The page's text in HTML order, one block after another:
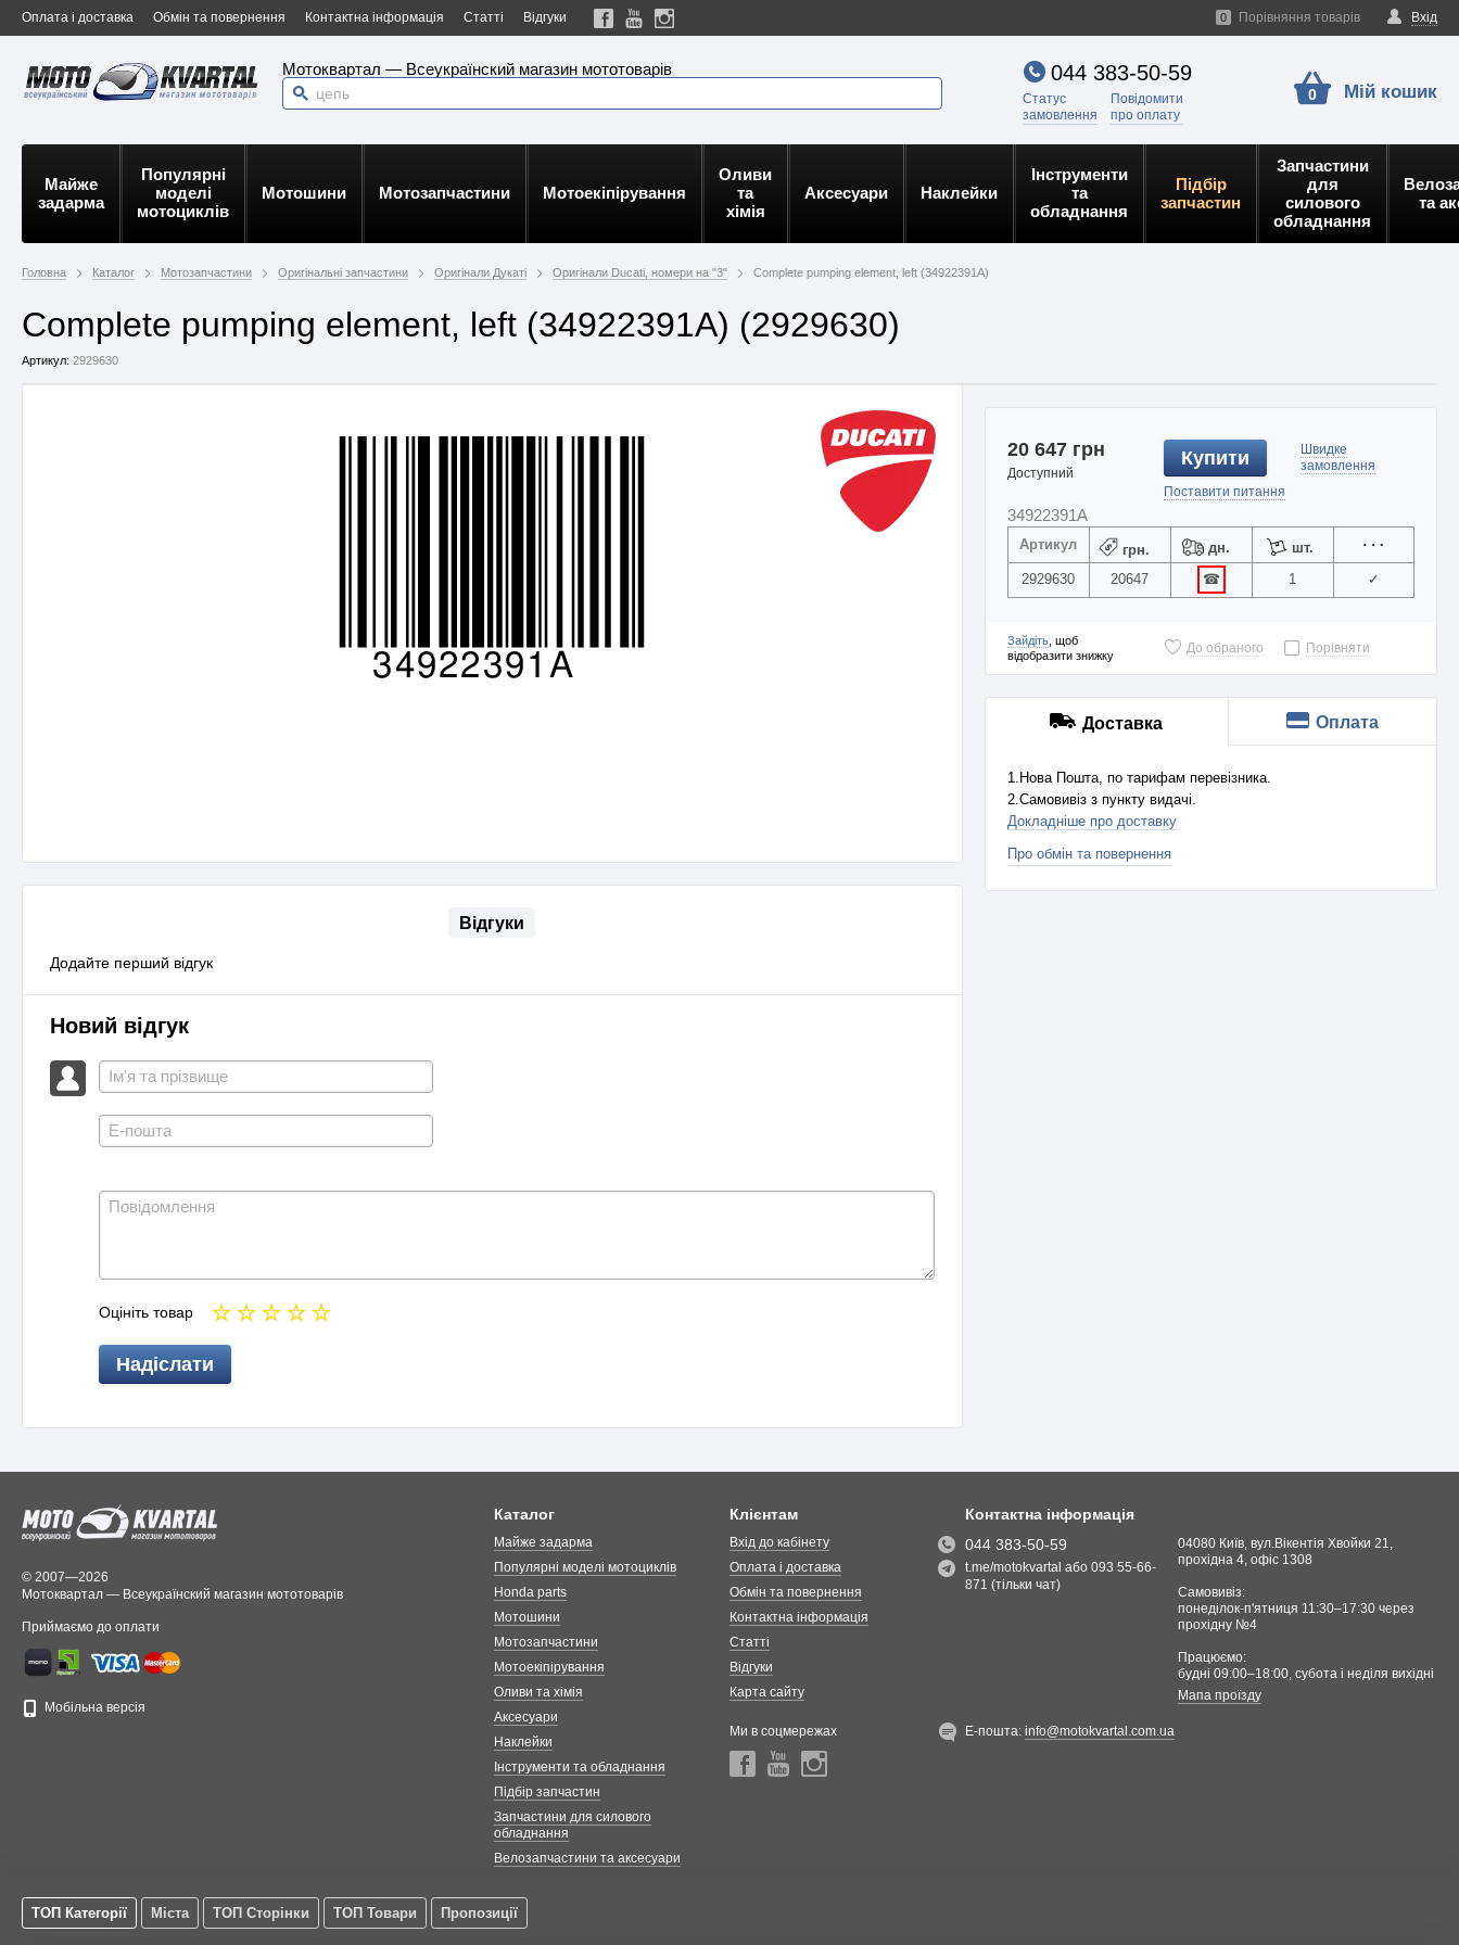
Оплата і доставка Обмін та повернення Контактна інформація Статті Відгуки Вхід
0 Порівняння товарів
Мотоквартал — Всеукраїнский магазин мототоварів 044 383-50-59
Статус
замовлення
Повідомити
про оплату
0 Мій кошик
Майже
задарма
Популярні
моделі
мотоциклів
Мотошини Мотозапчастини Мотоекіпірування
Оливи
та
хімія
Аксесуари Наклейки
Інструменти
та
обладнання
Підбір
запчастин
Запчастини
для
силового
обладнання
та
Головна Каталог Мотозапчастини Оригінальні запчастини Оригінали Дукаті Оригінали Ducati, номери на "3" Complete pumping element, left (34922391A)
Complete pumping element, left (34922391A) (2929630)
Артикул: 2929630
Відгуки
Додайте перший відгук
Новий відгук
Оцініть товар
Надіслати
20 647 грн
Доступний
Купити
Поставити питання
Швидке
замовлення
34922391A
Артикул грн. дн.
шт.
2929630
20647 ☎ 1 ✓
Зайдіть, щоб
відобразити знижку
До обраного Порівняти
Доставка Оплата
1.Нова Пошта, по тарифам перевізника.
2.Самовивіз з пункту видачі.
Докладніше про доставку
Про обмін та повернення
© 2007—2026
Мотоквартал — Всеукраїнский магазин мототоварів
Приймаємо до оплати
Мобільна версія
Каталог
Майже задарма
Популярні моделі мотоциклів
Honda parts
Мотошини
Мотозапчастини
Мотоекіпірування
Оливи та хімія
Аксесуари
Наклейки
Інструменти та обладнання
Підбір запчастин
Запчастини для силового
обладнання
Велозапчастини та аксесуари
Клієнтам
Вхід до кабінету
Оплата і доставка
Обмін та повернення
Контактна інформація
Статті
Відгуки
Карта сайту
Ми в соцмережах
Контактна інформація
044 383-50-59
t.me/motokvartal або 093 55-66-
871 (тільки чат)
04080 Київ, вул.Вікентія Хвойки 21,
прохідна 4, офіс 1308
Самовивіз:
понеділок-п'ятниця 11:30–17:30 через
прохідну №4
Працюємо:
будні 09:00–18:00, cубота і неділя вихідні
Мапа проїзду
Е-пошта:info@motokvartal.com.ua
ТОП Категорії Міста ТОП Сторінки ТОП Товари Пропозиції